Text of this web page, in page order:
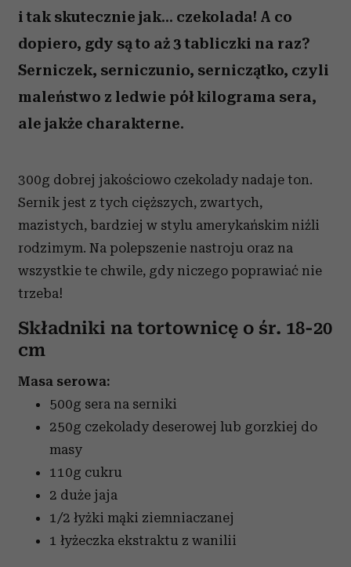
i tak skutecznie jak... czekolada! A co
dopiero, gdy są to aż 3 tabliczki na raz?
Serniczek, serniczunio, serniczątko, czyli
maleństwo z ledwie pół kilograma sera,
ale jakże charakterne.
300g dobrej jakościowo czekolady nadaje ton.
Sernik jest z tych cięższych, zwartych,
mazistych, bardziej w stylu amerykańskim niźli
rodzimym. Na polepszenie nastroju oraz na
wszystkie te chwile, gdy niczego poprawiać nie
trzeba!
Składniki na tortownicę o śr. 18-20
cm
Masa serowa:
500g sera na serniki
250g czekolady deserowej lub gorzkiej do
masy
110g cukru
2 duże jaja
1/2 łyżki mąki ziemniaczanej
1 łyżeczka ekstraktu z wanilii